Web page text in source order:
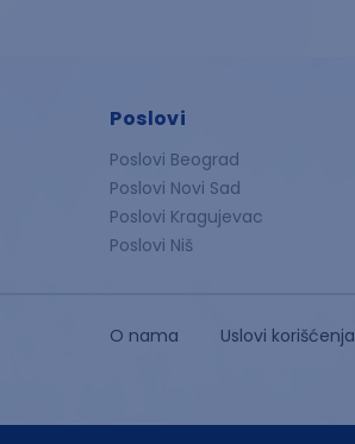
Poslovi
Poslovi Beograd
Poslovi Novi Sad
Poslovi Kragujevac
Poslovi Niš
O nama Uslovi korišćenja